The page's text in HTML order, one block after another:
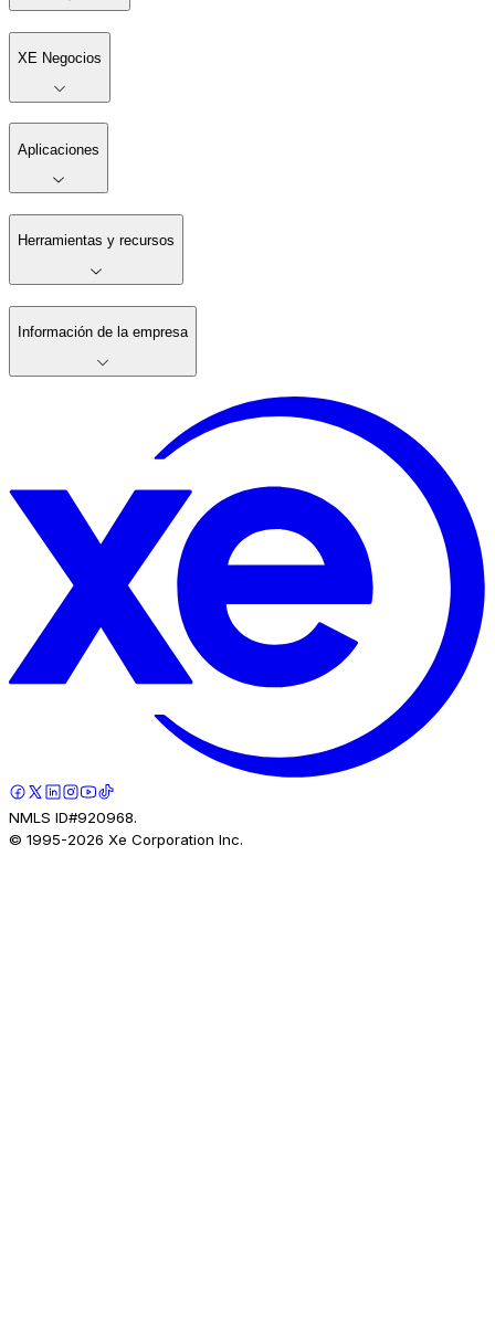
XE Negocios
Aplicaciones
Herramientas y recursos
Información de la empresa
NMLS ID#920968.
© 1995-2026 Xe Corporation Inc.